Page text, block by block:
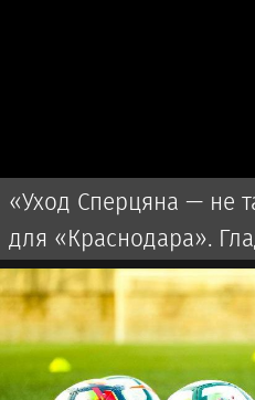
«Уход Сперцяна — не
для «Краснодара».
клуба